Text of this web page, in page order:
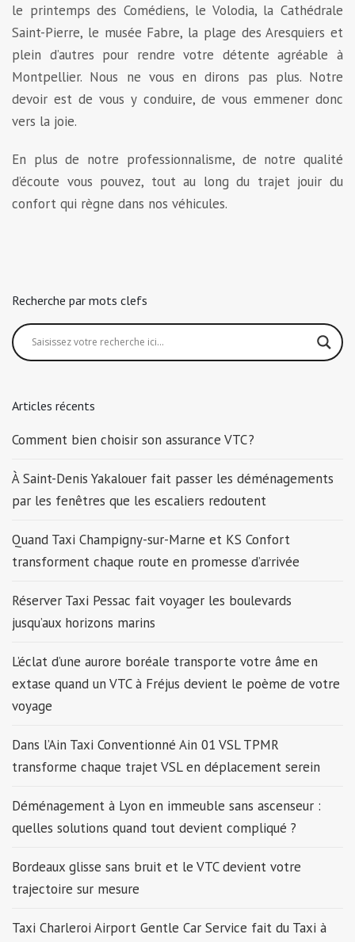
le printemps des Comédiens, le Volodia, la Cathédrale
Saint-Pierre, le musée Fabre, la plage des Aresquiers et
plein d’autres pour rendre votre détente agréable à
Montpellier. Nous ne vous en dirons pas plus. Notre
devoir est de vous y conduire, de vous emmener donc
vers la joie.
En plus de notre professionnalisme, de notre qualité
d’écoute vous pouvez, tout au long du trajet jouir du
confort qui règne dans nos véhicules.
Recherche par mots clefs
Articles récents
Comment bien choisir son assurance VTC ?
À Saint-Denis Yakalouer fait passer les déménagements
par les fenêtres que les escaliers redoutent
Quand Taxi Champigny-sur-Marne et KS Confort
transforment chaque route en promesse d’arrivée
Réserver Taxi Pessac fait voyager les boulevards
jusqu’aux horizons marins
L’éclat d’une aurore boréale transporte votre âme en
extase quand un VTC à Fréjus devient le poème de votre
voyage
Dans l’Ain Taxi Conventionné Ain 01 VSL TPMR
transforme chaque trajet VSL en déplacement serein
Déménagement à Lyon en immeuble sans ascenseur :
quelles solutions quand tout devient compliqué ?
Bordeaux glisse sans bruit et le VTC devient votre
trajectoire sur mesure
Taxi Charleroi Airport Gentle Car Service fait du Taxi à